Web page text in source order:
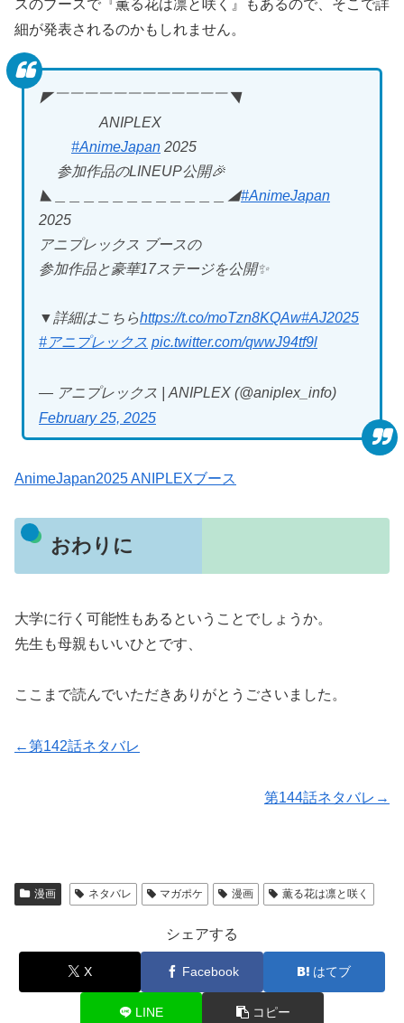
スのブースで『薫る花は凛と咲く』もあるので、そこで詳
細が発表されるのかもしれません。
◤￣￣￣￣￣￣￣￣￣￣￣￣◥
ANIPLEX
#AnimeJapan 2025
参加作品のLINEUP公開🎉
◣＿＿＿＿＿＿＿＿＿＿＿＿◢#AnimeJapan
2025
アニプレックス ブースの
参加作品と豪華17ステージを公開✨
▼詳細はこちらhttps://t.co/moTzn8KQAw#AJ2025
#アニプレックス pic.twitter.com/qwwJ94tf9l
— アニプレックス | ANIPLEX (@aniplex_info)
February 25, 2025
AnimeJapan2025 ANIPLEXブース
おわりに
大学に行く可能性もあるということでしょうか。
先生も母親もいいひとです、
ここまで読んでいただきありがとうごさいました。
←第142話ネタバレ
第144話ネタバレ→
漫画 ネタバレ マガポケ 漫画 薫る花は凛と咲く
シェアする
X Facebook はてブ
LINE コピー